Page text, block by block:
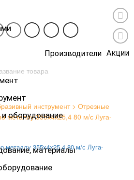
оборудование
материалы
Акции
Производители
инструмент
Отрезные
металлу 355х4х25,4 80 м/с Луга-